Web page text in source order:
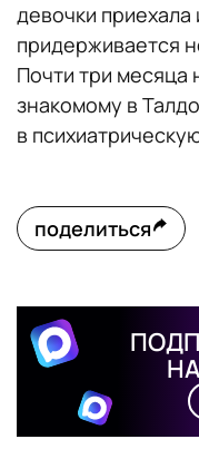
девочки приехала
придерживается
Почти три месяца
знакомому в
в
поделиться